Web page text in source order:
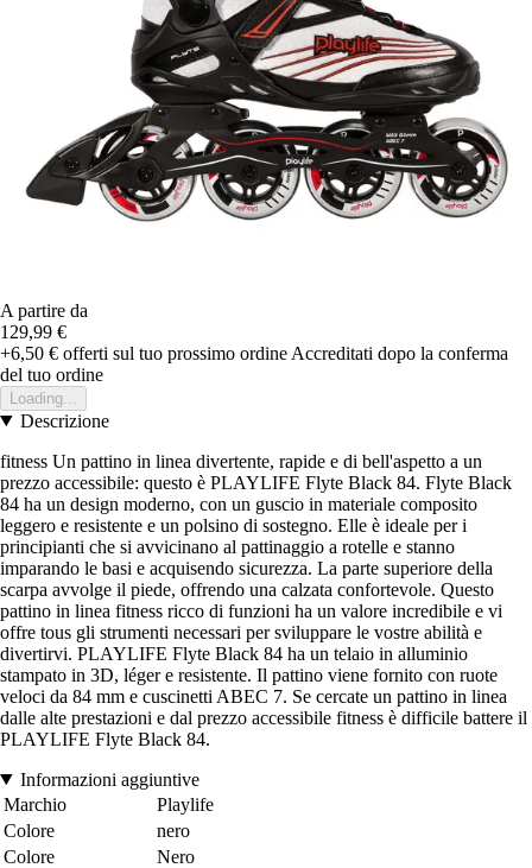
A partire da
129,99 €
+6,50 € offerti sul tuo prossimo ordine Accreditati dopo la conferma
del tuo ordine
Loading...
Descrizione
fitness Un pattino in linea divertente, rapide e di bell'aspetto a un
prezzo accessibile: questo è PLAYLIFE Flyte Black 84. Flyte Black
84 ha un design moderno, con un guscio in materiale composito
leggero e resistente e un polsino di sostegno. Elle è ideale per i
principianti che si avvicinano al pattinaggio a rotelle e stanno
imparando le basi e acquisendo sicurezza. La parte superiore della
scarpa avvolge il piede, offrendo una calzata confortevole. Questo
pattino in linea fitness ricco di funzioni ha un valore incredibile e vi
offre tous gli strumenti necessari per sviluppare le vostre abilità e
divertirvi. PLAYLIFE Flyte Black 84 ha un telaio in alluminio
stampato in 3D, léger e resistente. Il pattino viene fornito con ruote
veloci da 84 mm e cuscinetti ABEC 7. Se cercate un pattino in linea
dalle alte prestazioni e dal prezzo accessibile fitness è difficile battere il
PLAYLIFE Flyte Black 84.
Informazioni aggiuntive
Marchio
Playlife
Colore
nero
Colore
Nero